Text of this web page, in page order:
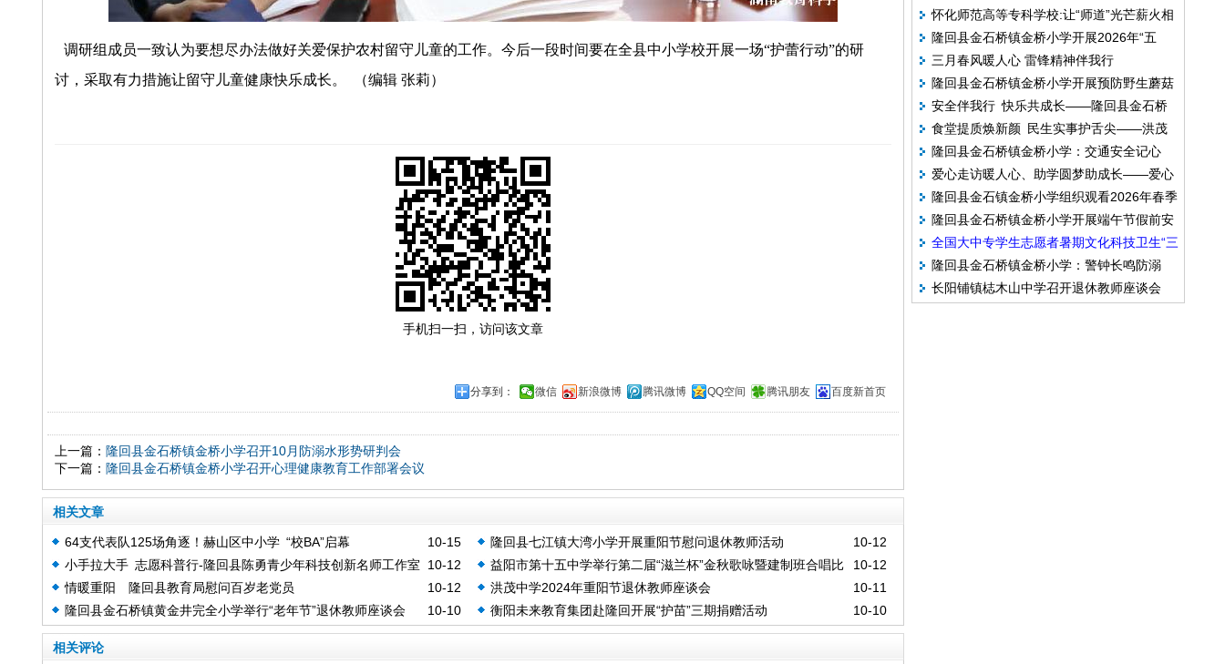
调研组成员一致认为要想尽办法做好关爱保护农村留守儿童的工作。今后一段时间要在全县中小学校开展一场“护蕾行动”的研
讨，采取有力措施让留守儿童健康快乐成长。 （编辑 张莉）
手机扫一扫，访问该文章
分享到： 微信 新浪微博 腾讯微博 QQ空间 腾讯朋友 百度新首页
上一篇： 隆回县金石桥镇金桥小学召开10月防溺水形势研判会
下一篇： 隆回县金石桥镇金桥小学召开心理健康教育工作部署会议
相关文章
10-15
64支代表队125场角逐！赫山区中小学 “校BA”启幕 10-12
隆回县七江镇大湾小学开展重阳节慰问退休教师活动
10-12
小手拉大手 志愿科普行-隆回县陈勇青少年科技创新名师工作室
赴花门街道芙蓉学校送教活动
10-12
益阳市第十五中学举行第二届“滋兰杯”金秋歌咏暨建制班合唱比
赛
10-12
情暖重阳 隆回县教育局慰问百岁老党员 10-11
洪茂中学2024年重阳节退休教师座谈会
10-10
隆回县金石桥镇黄金井完全小学举行“老年节”退休教师座谈会 10-10
衡阳未来教育集团赴隆回开展“护苗”三期捐赠活动
相关评论
怀化师范高等专科学校:让“师道”光芒薪火相
传
隆回县金石桥镇金桥小学开展2026年“五
一”劳动节假期前安全教育活动
三月春风暖人心 雷锋精神伴我行
隆回县金石桥镇金桥小学开展预防野生蘑菇
中毒安全教育主题班会
安全伴我行 快乐共成长——隆回县金石桥
镇金桥小学开展 2026 年春季“开学第一
课”安全教育主题活动
食堂提质焕新颜 民生实事护舌尖——洪茂
中学完成食堂设备升级改造
隆回县金石桥镇金桥小学：交通安全记心
间 平安护航伴成长
爱心走访暖人心、助学圆梦助成长——爱心
人士走访困难受助学生家庭
隆回县金石镇金桥小学组织观看2026年春季
全国中小学消防安全公开课
隆回县金石桥镇金桥小学开展端午节假前安
全教育主题活动
全国大中专学生志愿者暑期文化科技卫生“三
下乡”社会实践活动
隆回县金石桥镇金桥小学：警钟长鸣防溺
水 守护平安伴成长
长阳铺镇梽木山中学召开退休教师座谈会